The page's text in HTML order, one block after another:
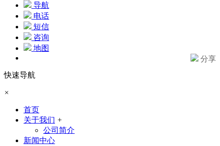
导航
电话
短信
咨询
地图
分享
快速导航
×
首页
关于我们 +
公司简介
新闻中心